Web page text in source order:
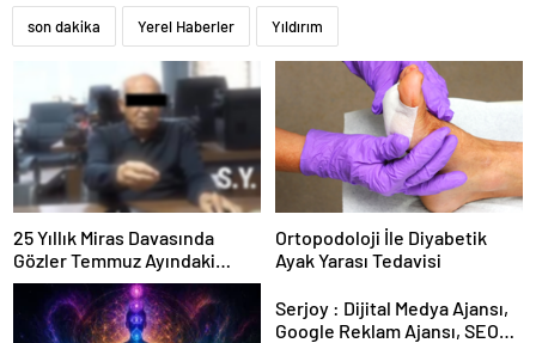
son dakika Yerel Haberler Yıldırım
25 Yıllık Miras Davasında
Gözler Temmuz Ayındaki
Karar Duruşmasına Çevrildi
Ortopodoloji İle Diyabetik
Ayak Yarası Tedavisi
Serjoy : Dijital Medya Ajansı,
Google Reklam Ajansı, SEO